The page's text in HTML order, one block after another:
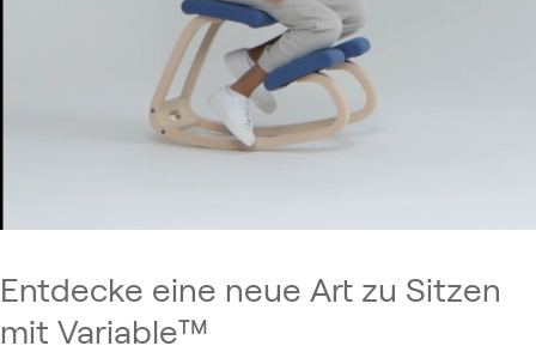
Entdecke eine neue Art zu Sitzen
mit Variable™